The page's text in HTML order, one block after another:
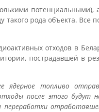
рода объекта. Все
отходов в
пострадавшей в
ядерное топливо
после этого будут